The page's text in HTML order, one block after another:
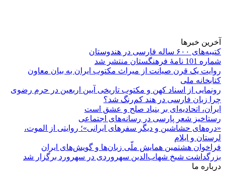
آخرین خبرها
کتیبه‌های ۶۰۰ ساله فارسی در هندوستان
شماره 101 نامۀ فرهنگستان منتشر شد
روایت یک قرن صیانت از میراث مکتوب ایران به بیان معاون
کتابخانه ملی
رونمایی از اسناد کهن و مکتوب تاریخی آیین اربعین در حرم رضوی
چرا زبان فارسی در هند کم‌رنگ شد؟
ایران، اتحادیه‌ای بر بنیاد صلح و عشق است
رستاخیز شعر پارسی در رسانه‌های اجتماعی
«دره‌های حشاشین و دیگر سفرهای ایرانی»؛ روایتی از الموت،
لرستان و ایلام
فراخوان هشتمین همایش ملّی زبان‌ها و گویش‌های ایران
بزرگداشت شیخ شهاب‌الدین سهروردی در سهرورد برگزار شد
درباره ما